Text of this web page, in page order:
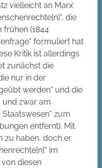
vielleicht an Marx’
die
frühen (1844
formuliert hat
Kritik ist allerdings
zunächst die
nur in der
werden“ und die
und zwar am
zum
entfernt). Mit
zu haben, doch er
im
diesen